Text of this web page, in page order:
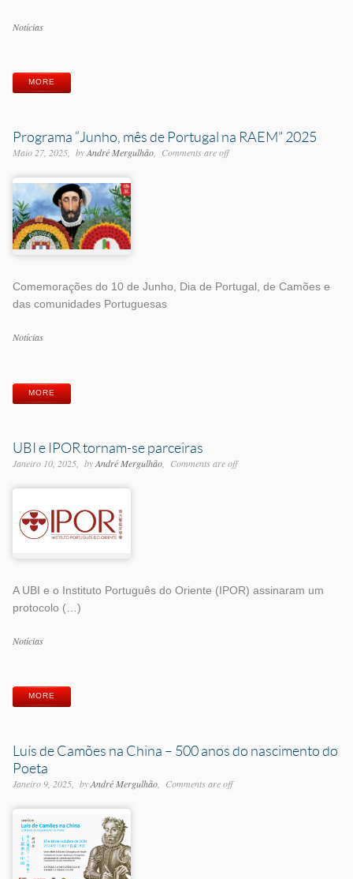
Categorias
Notícias
MORE
Programa “Junho, mês de Portugal na RAEM” 2025
Maio 27, 2025 byAndré Mergulhão Comments are off
Comemorações do 10 de Junho, Dia de Portugal, de Camões e
das comunidades Portuguesas
Categorias
Notícias
MORE
UBI e IPOR tornam-se parceiras
Janeiro 10, 2025 byAndré Mergulhão Comments are off
A UBI e o Instituto Português do Oriente (IPOR) assinaram um
protocolo (…)
Categorias
Notícias
MORE
Luís de Camões na China – 500 anos do nascimento do
Poeta
Janeiro 9, 2025 byAndré Mergulhão Comments are off